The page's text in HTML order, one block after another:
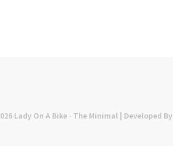
Lady On A Bike · The Minimal | Developed By